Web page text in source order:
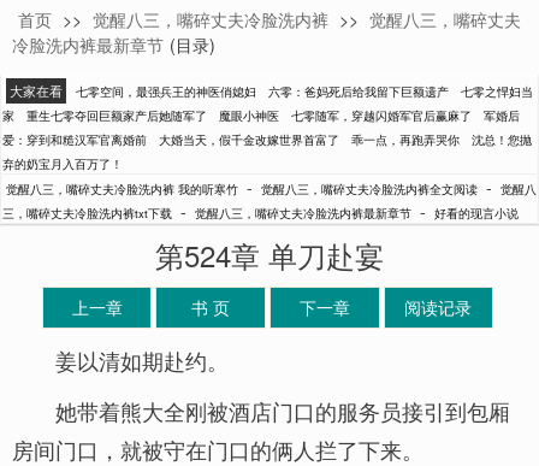
我的听寒竹
首页 >> 觉醒八三，嘴碎丈夫冷脸洗内裤 >> 觉醒八三，嘴碎丈夫
冷脸洗内裤最新章节 (目录)
大家在看 七零空间，最强兵王的神医俏媳妇 六零：爸妈死后给我留下巨额遗产
七零之悍妇当
家
重生七零夺回巨额家产后她随军了 魔眼小神医 七零随军，穿越闪婚军官后赢麻了
军婚后
爱：穿到和糙汉军官离婚前
大婚当天，假千金改嫁世界首富了 乖一点，再跑弄哭你
沈总！您抛
弃的奶宝月入百万了！
觉醒八三，嘴碎丈夫冷脸洗内裤 我的听寒竹 - 觉醒八三，嘴碎丈夫冷脸洗内裤全文阅读 - 觉醒八
三，嘴碎丈夫冷脸洗内裤txt下载 - 觉醒八三，嘴碎丈夫冷脸洗内裤最新章节 - 好看的现言小说
第524章 单刀赴宴
上一章 书 页 下一章 阅读记录
姜以清如期赴约。
她带着熊大全刚被酒店门口的服务员接引到包厢
房间门口，就被守在门口的俩人拦了下来。